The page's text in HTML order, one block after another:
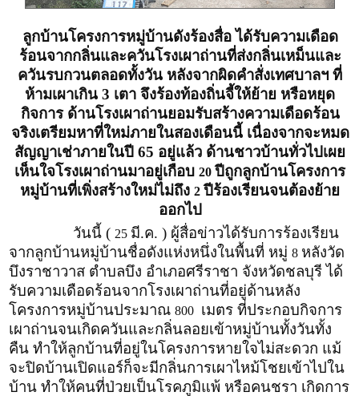
ลูกบ้านโครงการหมู่บ้านดังร้องสื่อ ได้รับความเดือด
ร้อนจากกลิ่นและควันโรงเผาถ่านที่ส่งกลิ่นเหม็นและ
ควันรบกวนตลอดทั้งวัน หลังจากผิดคำสั่งเทศบาลฯ ที่
ห้ามเผาเกิน 3 เตา จึงร้องท้องถิ่นจี้ให้ย้าย หรือหยุด
กิจการ ด้านโรงเผาถ่านยอมรับสร้างความเดือดร้อน
จริงเตรียมหาที่ใหม่ภายในสองเดือนนี้ เนื่องจากจะหมด
สัญญาเช่าภายในปี 65 อยู่แล้ว ด้านชาวบ้านทั่วไปเผย
เห็นใจโรงเผาถ่านมาอยู่เกือบ 20 ปีถูกลูกบ้านโครงการ
หมู่บ้านที่เพิ่งสร้างใหม่ไม่ถึง 2 ปีร้องเรียนจนต้องย้าย
ออกไป
วันนี้ ( 25 มี.ค. ) ผู้สื่อข่าวได้รับการร้องเรียน
จากลูกบ้านหมู่บ้านชื่อดังแห่งหนึ่งในพื้นที่ หมู่ 8 หลังวัด
บึงราชาวาส ตำบลบึง อำเภอศรีราชา จังหวัดชลบุรี ได้
รับความเดือดร้อนจากโรงเผาถ่านที่อยู่ด้านหลัง
โครงการหมู่บ้านประมาณ 800 เมตร ที่ประกอบกิจการ
เผาถ่านจนเกิดควันและกลิ่นลอยเข้าหมู่บ้านทั้งวันทั้ง
คืน ทำให้ลูกบ้านที่อยู่ในโครงการหายใจไม่สะดวก แม้
จะปิดบ้านเปิดแอร์ก็จะมีกลิ่นการเผาไหม้โชยเข้าไปใน
บ้าน ทำให้คนที่ป่วยเป็นโรคภูมิแพ้ หรือคนชรา เกิดการ